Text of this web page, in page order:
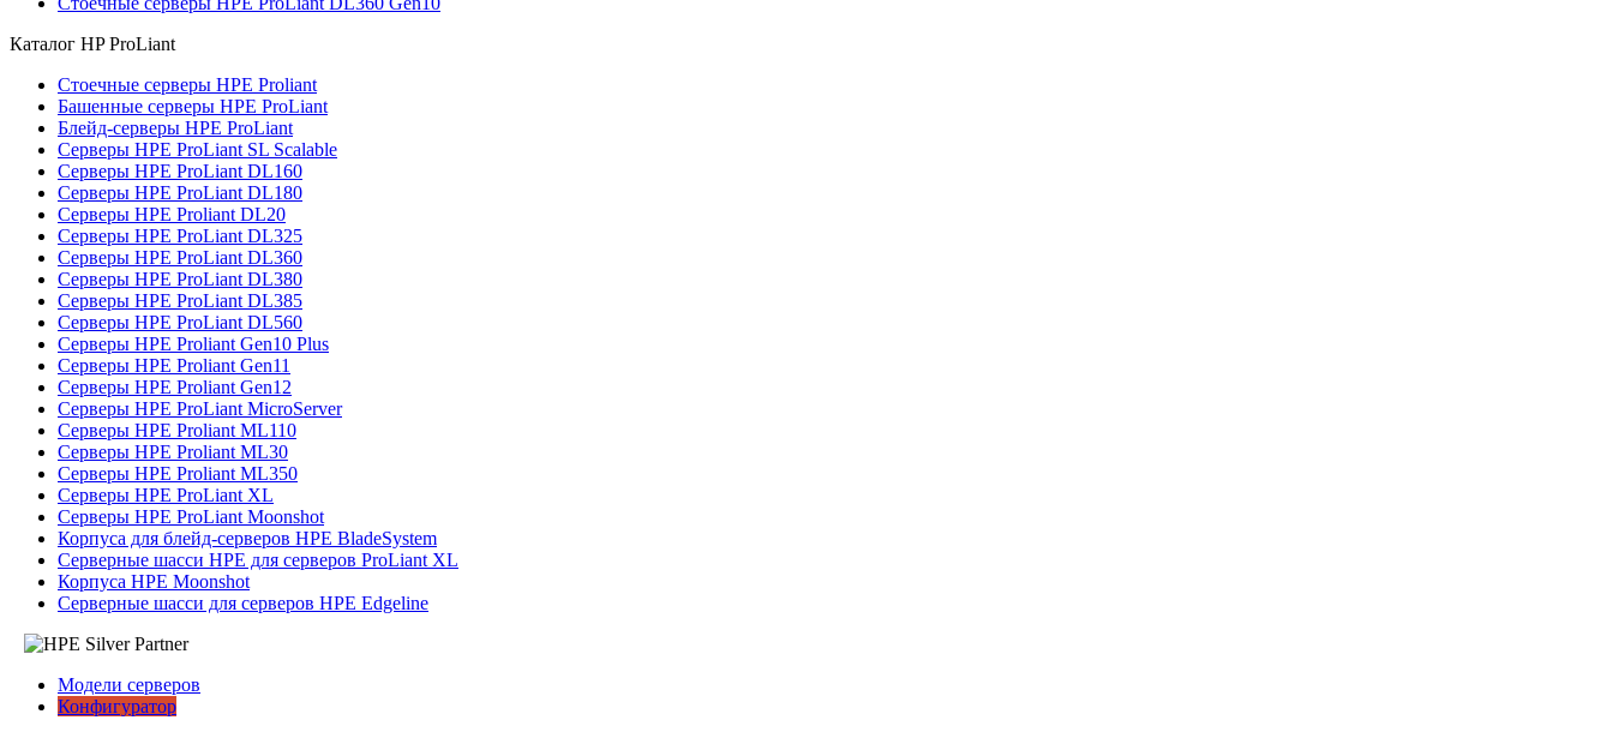
Каталог HP ProLiant
Стоечные серверы HPE Proliant
Башенные серверы HPE ProLiant
Блейд-серверы HPE ProLiant
Серверы HPE ProLiant SL Scalable
Серверы HPE ProLiant DL160
Серверы HPE ProLiant DL180
Серверы HPE Proliant DL20
Серверы HPE ProLiant DL325
Серверы HPE ProLiant DL360
Серверы HPE ProLiant DL380
Серверы HPE ProLiant DL385
Серверы HPE ProLiant DL560
Серверы HPE Proliant Gen10 Plus
Серверы HPE Proliant Gen11
Серверы HPE Proliant Gen12
Серверы HPE ProLiant MicroServer
Серверы HPE Proliant ML110
Серверы HPE Proliant ML30
Серверы HPE Proliant ML350
Серверы HPE ProLiant XL
Серверы HPE ProLiant Moonshot
Корпуса для блейд-серверов HPE BladeSystem
Серверные шасси HPE для серверов ProLiant XL
Корпуса HPE Moonshot
Серверные шасси для серверов HPE Edgeline
Модели серверов
Конфигуратор